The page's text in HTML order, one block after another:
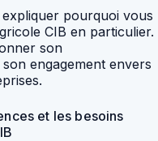
pourquoi vous
CIB en particulier.
son
engagement envers
et les besoins